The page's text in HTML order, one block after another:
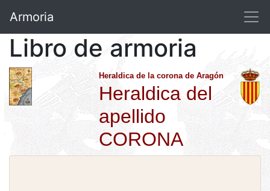
Armoria
Libro de armoria
Heraldica de la corona de Aragón
Heraldica del
apellido
CORONA